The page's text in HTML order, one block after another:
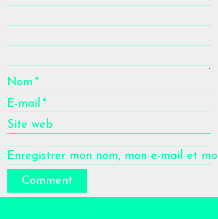
Nom *
E-mail *
Site web
Enregistrer mon nom, mon e-mail et